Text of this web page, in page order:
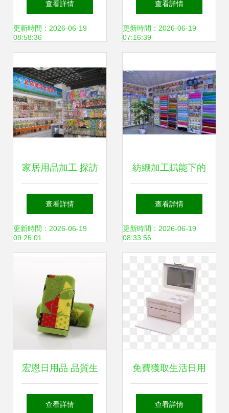
查看詳情
更新時間：2026-06-19
08:58:36
查看詳情
更新時間：2026-06-19
07:16:39
家居用品加工 探訪
義烏市曉潔日用品
廠的專業制造之旅
查看詳情
更新時間：2026-06-19
09:26:01
紡織加工賦能下的
日用品制造 探訪東
莞市茶山樂華日用
查看詳情
更新時間：2026-06-19
08:33:56
宏恩日用品 品質生
活之選，最新產品
查看詳情
免費獲取生活日用
品設計素材 聚焦千
查看詳情